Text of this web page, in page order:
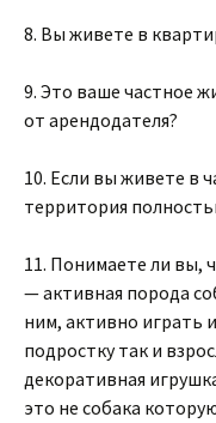
8. Вы живете в
9. Это ваше частное
от арендодателя?
10. Если вы живете в
территория
11. Понимаете ли вы,
— активная порода
ним, активно играть
подростку так и
декоративная
это не собака